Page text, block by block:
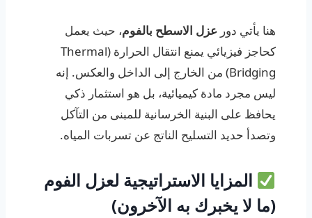
هنا يأتي دور عزل الاسطح بالفوم، حيث يعمل
كحاجز فيزيائي يمنع انتقال الحرارة (Thermal
Bridging) من الخارج إلى الداخل والعكس. إنه
ليس مجرد مادة كيميائية، بل هو استثمار ذكي
يحافظ على البنية الخرسانية للمبنى من التآكل
وتصدأ حديد التسليح الناتج عن تسربات المياه.
المزايا الاستراتيجية لعزل الفوم
(ما لا يخبرك به الآخرون)